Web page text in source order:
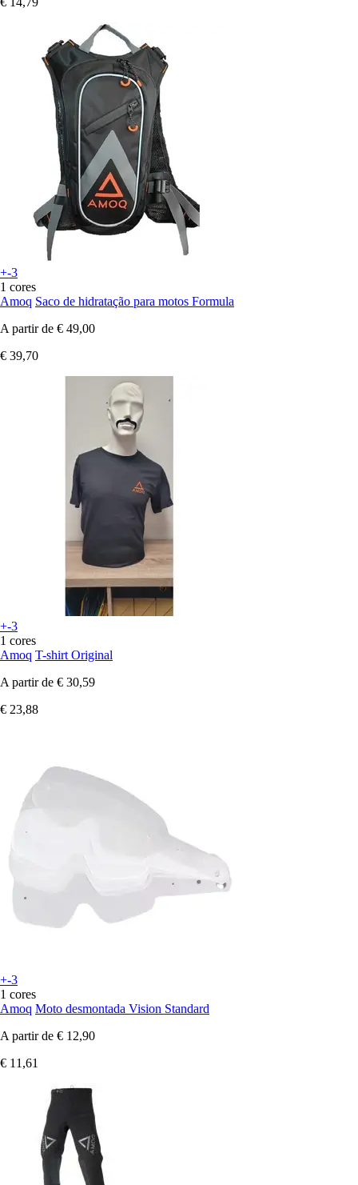
+-3
1 cores
Amoq Saco de hidratação para motos Formula
A partir de € 49,00
€ 39,70
+-3
1 cores
Amoq T-shirt Original
A partir de € 30,59
€ 23,88
+-3
1 cores
Amoq Moto desmontada Vision Standard
A partir de € 12,90
€ 11,61